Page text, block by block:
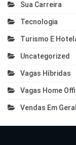
Sua Carreira
Tecnologia
Turismo E
Uncategorized
Vagas Híbridas
Vagas Home
Vendas Em Geral